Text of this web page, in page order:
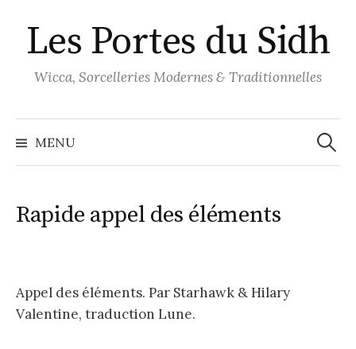
au
contenu
Les Portes du Sidh
Wicca, Sorcelleries Modernes & Traditionnelles
MENU
Rapide appel des éléments
Appel des éléments. Par Starhawk & Hilary
Valentine, traduction Lune.